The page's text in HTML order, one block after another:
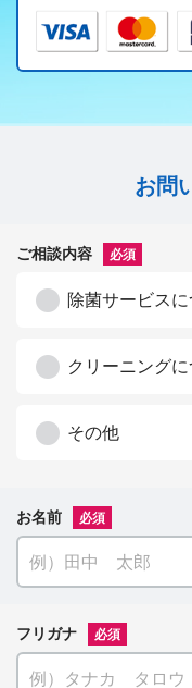
お問
ご相談内容 必須
除菌サービス
クリーニング
その他
お名前 必須
フリガナ 必須